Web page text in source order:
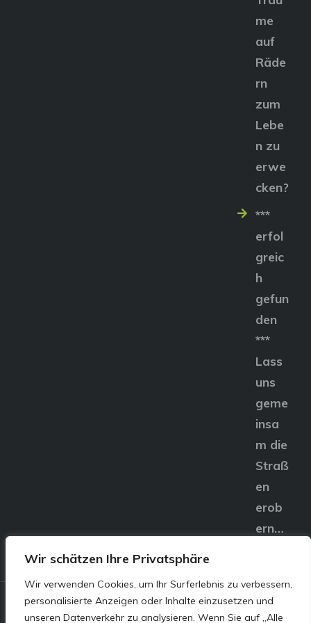
Wir schätzen Ihre Privatsphäre
Wir verwenden Cookies, um Ihr Surferlebnis zu verbessern,
personalisierte Anzeigen oder Inhalte einzusetzen und
unseren Datenverkehr zu analysieren. Wenn Sie auf „Alle
me
auf
Räde
rn
zum
Lebe
n zu
erwe
cken?
***
erfol
greic
h
gefun
den
***
Lass
uns
geme
insa
m die
Straß
en
erob
ern…
© E&S Motors GmbH,